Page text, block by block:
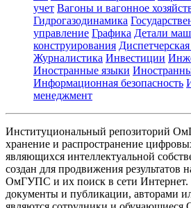
учет Вагоны и вагонное
Гидрогазодинамика
управление Графика Детали
конструирования
Журналистика Инвестиции
Иностранные языки
Информационная безопасность
менеджмент
Институциональный репозиторий
хранение и распространение
являющихся интеллектуальной
создан для продвижения результатов
ОмГУПС и их поиск в сети Интернет.
документы и публикации, авторами